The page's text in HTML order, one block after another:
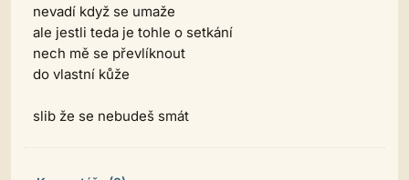
nevadí když se umaže
ale jestli teda je tohle o setkání
nech mě se převlíknout
do vlastní kůže
slib že se nebudeš smát